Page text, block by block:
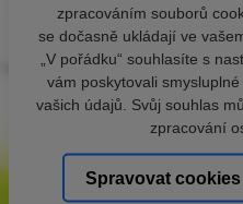
zpracováním souborů
se dočasně ukládají ve
„V pořádku“ souhlasíte s
vám poskytovali
vašich údajů. Svůj souhlas
zpracování
Spravovat cookies